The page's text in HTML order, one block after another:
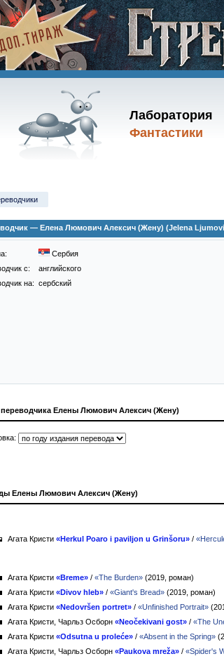
Лаборатория
Фантастики
— Елена Люмович Алексич (Жену) (Jelena
Сербия
c:
английского
на: сербский
Елены Люмович Алексич (Жену)
Елены Люмович Алексич (Жену)
Агата Кристи «Herkul Poaro i paviljon u Grinšoru» /
Агата Кристи «Breme» / «The Burden» (2019, роман)
Агата Кристи «Divov hleb» / «Giant's Bread» (2019, роман)
Агата Кристи «Nedovršen portret» / «Unfinished Portrait»
Агата Кристи, Чарльз Осборн «Neočekivani gost» / «The
Агата Кристи «Odsutna u proleće» / «Absent in the Spring»
Агата Кристи, Чарльз Осборн «Paukova mreža» / «Spider's